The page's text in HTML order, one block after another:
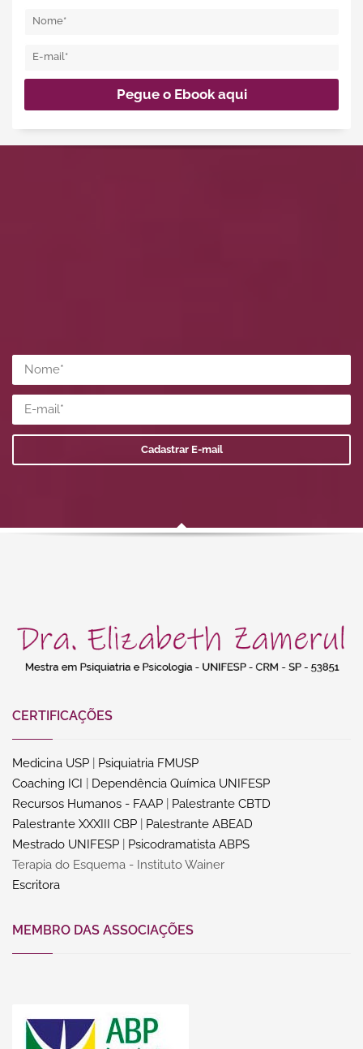
CERTIFICAÇÕES
Medicina USP
Psiquiatria FMUSP
Coaching ICI
Dependência Química UNIFESP
Recursos Humanos - FAAP
Palestrante CBTD
Palestrante XXXIII CBP
Palestrante ABEAD
Mestrado UNIFESP
Psicodramatista ABPS
Terapia do Esquema - Instituto Wainer
Escritora
MEMBRO DAS ASSOCIAÇÕES